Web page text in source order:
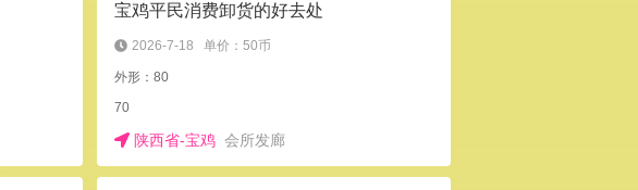
宝鸡平民消费卸货的好去处
2026-7-18 单价：50币
外形：80
70
陕西省-宝鸡 会所发廊